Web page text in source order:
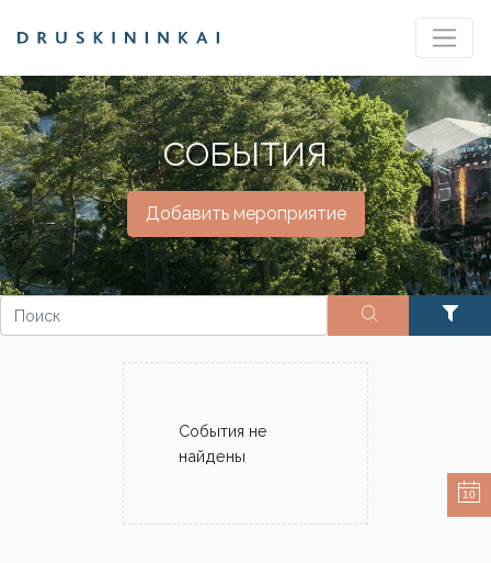
СОБЫТИЯ
Добавить мероприятие
События не
найдены
10